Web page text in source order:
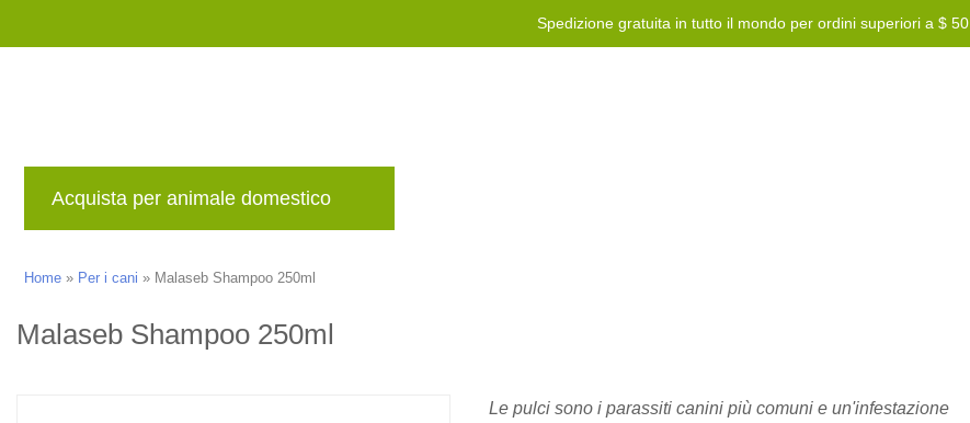
Spedizione gratuita in tutto il mondo per ordini superiori a $ 50
Acquista per animale domestico
Home » Per i cani » Malaseb Shampoo 250ml
Malaseb Shampoo 250ml
Le pulci sono i parassiti canini più comuni e un'infestazione